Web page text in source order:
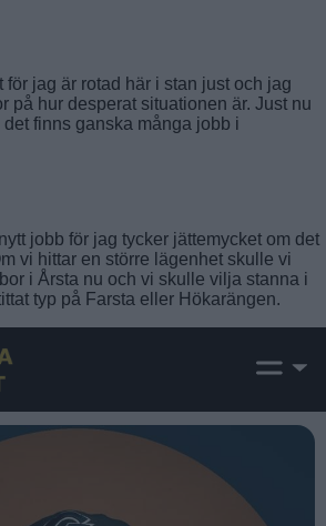
jag är rotad här i stan just och jag
på hur desperat situationen är. Just nu
finns ganska många jobb i
jobb för jag tycker jättemycket om det
vi hittar en större lägenhet skulle vi
i Årsta nu och vi skulle vilja stanna i
typ på Farsta eller Hökarängen.